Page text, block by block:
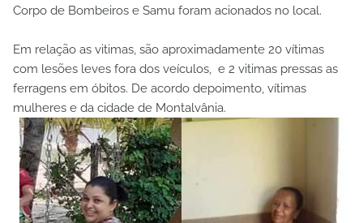
Corpo de Bombeiros e Samu foram acionados no local.
Em relação as vitimas, são aproximadamente 20 vítimas
com lesões leves fora dos veículos, e 2 vitimas pressas as
ferragens em óbitos. De acordo depoimento, vítimas
mulheres e da cidade de Montalvânia.